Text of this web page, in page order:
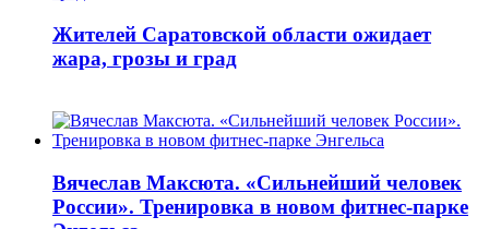
Жителей Саратовской области ожидает
жара, грозы и град
Вячеслав Максюта. «Сильнейший человек
России». Тренировка в новом фитнес-парке